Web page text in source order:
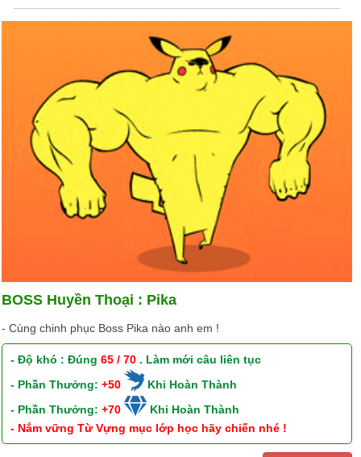
BOSS Huyền Thoại : Pika
- Cùng chinh phục Boss Pika nào anh em !
- Độ khó : Đúng65 / 70 . Làm mới câu liên tục
- Phần Thưởng:+50
Khi Hoàn Thành
- Phần Thưởng:+70
Khi Hoàn Thành
- Nắm vững Từ Vựng mục lớp học hãy chiến nhé !